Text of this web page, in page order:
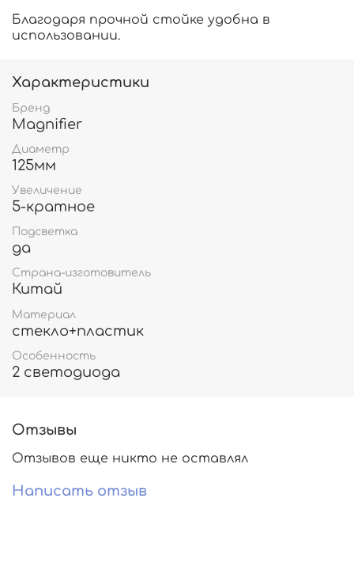
Благодаря прочной стойке удобна в
использовании.
Характеристики
Бренд
Magnifier
Диаметр
125мм
Увеличение
5-кратное
Подсветка
да
Страна-изготовитель
Китай
Материал
стекло+пластик
Особенность
2 светодиода
Отзывы
Отзывов еще никто не оставлял
Написать отзыв